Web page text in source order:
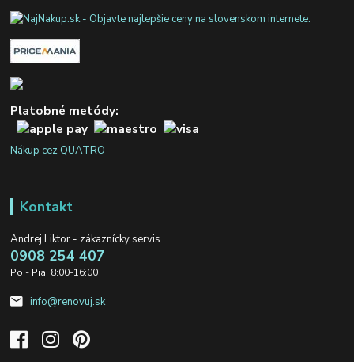
Platobné metódy:
Nákup cez QUATRO
Kontakt
Andrej Liktor - zákaznícky servis
0908 254 407
Po - Pia: 8:00-16:00
info@renovuj.sk